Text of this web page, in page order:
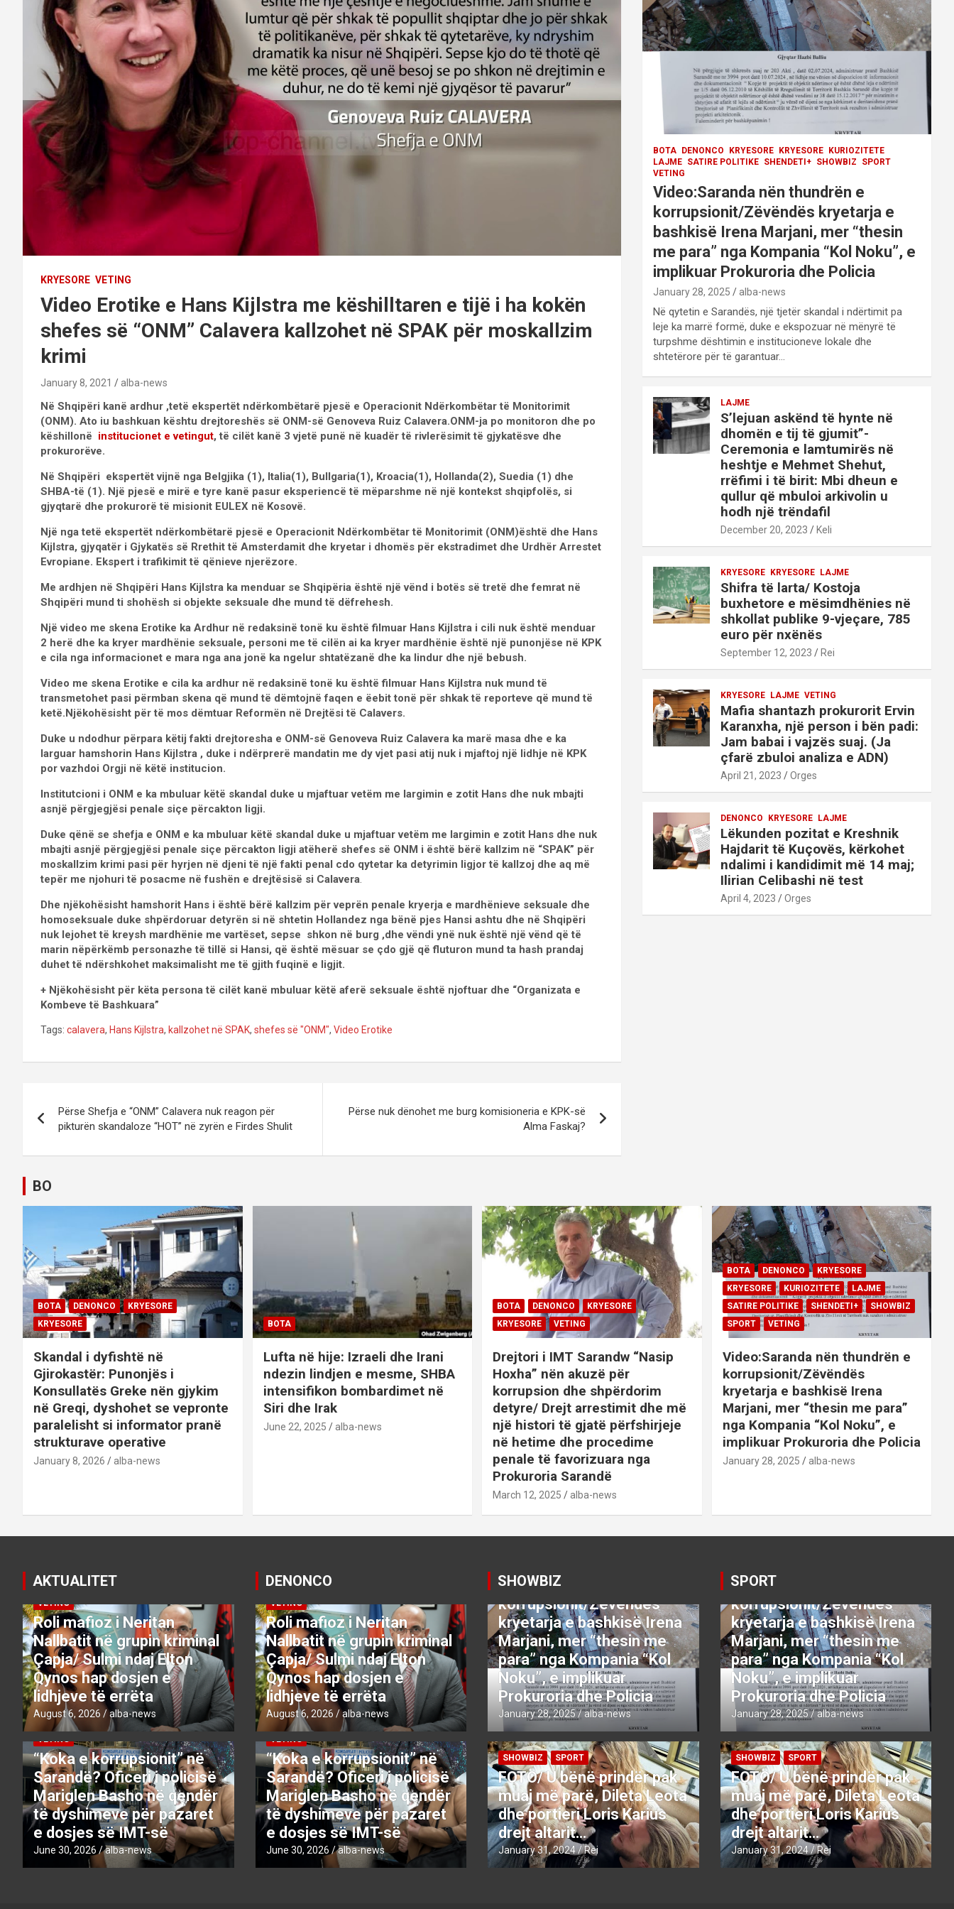
KRYESORE VETING
Video Erotike e Hans Kijlstra me këshilltaren e tijë i ha kokën
shefes së “ONM” Calavera kallzohet në SPAK për moskallzim
krimi
January 8, 2021 alba-news
Në Shqipëri kanë ardhur ,tetë ekspertët ndërkombëtarë pjesë e Operacionit Ndërkombëtar të Monitorimit
(ONM). Ato iu bashkuan kështu drejtoreshës së ONM-së Genoveva Ruiz Calavera.ONM-ja po monitoron dhe po
këshillonë institucionet e vetingut, të cilët kanë 3 vjetë punë në kuadër të rivlerësimit të gjykatësve dhe
prokurorëve.
Në Shqipëri ekspertët vijnë nga Belgjika (1), Italia(1), Bullgaria(1), Kroacia(1), Hollanda(2), Suedia (1) dhe
SHBA-të (1). Një pjesë e mirë e tyre kanë pasur eksperiencë të mëparshme në një kontekst shqipfolës, si
gjyqtarë dhe prokurorë të misionit EULEX në Kosovë.
Një nga tetë ekspertët ndërkombëtarë pjesë e Operacionit Ndërkombëtar të Monitorimit (ONM)është dhe Hans
Kijlstra, gjyqatër i Gjykatës së Rrethit të Amsterdamit dhe kryetar i dhomës për ekstradimet dhe Urdhër Arrestet
Evropiane. Ekspert i trafikimit të qënieve njerëzore.
Me ardhjen në Shqipëri Hans Kijlstra ka menduar se Shqipëria është një vënd i botës së tretë dhe femrat në
Shqipëri mund ti shohësh si objekte seksuale dhe mund të dëfrehesh.
Një video me skena Erotike ka Ardhur në redaksinë tonë ku është filmuar Hans Kijlstra i cili nuk është menduar
2 herë dhe ka kryer mardhënie seksuale, personi me të cilën ai ka kryer mardhënie është një punonjëse në KPK
e cila nga informacionet e mara nga ana jonë ka ngelur shtatëzanë dhe ka lindur dhe një bebush.
Video me skena Erotike e cila ka ardhur në redaksinë tonë ku është filmuar Hans Kijlstra nuk mund të
transmetohet pasi përmban skena që mund të dëmtojnë faqen e ëebit tonë për shkak të reporteve që mund të
ketë.Njëkohësisht për të mos dëmtuar Reformën në Drejtësi të Calavers.
Duke u ndodhur përpara këtij fakti drejtoresha e ONM-së Genoveva Ruiz Calavera ka marë masa dhe e ka
larguar hamshorin Hans Kijlstra , duke i ndërprerë mandatin me dy vjet pasi atij nuk i mjaftoj një lidhje në KPK
por vazhdoi Orgji në këtë institucion.
Institutcioni i ONM e ka mbuluar këtë skandal duke u mjaftuar vetëm me largimin e zotit Hans dhe nuk mbajti
asnjë përgjegjësi penale siçe përcakton ligji.
Duke qënë se shefja e ONM e ka mbuluar këtë skandal duke u mjaftuar vetëm me largimin e zotit Hans dhe nuk
mbajti asnjë përgjegjësi penale siçe përcakton ligji atëherë shefes së ONM i është bërë kallzim në “SPAK” për
moskallzim krimi pasi për hyrjen në djeni të një fakti penal cdo qytetar ka detyrimin ligjor të kallzoj dhe aq më
tepër me njohuri të posacme në fushën e drejtësisë si Calavera.
Dhe njëkohësisht hamshorit Hans i është bërë kallzim për veprën penale kryerja e mardhënieve seksuale dhe
homoseksuale duke shpërdoruar detyrën si në shtetin Hollandez nga bënë pjes Hansi ashtu dhe në Shqipëri
nuk lejohet të kreysh mardhënie me vartëset, sepse shkon në burg ,dhe vëndi ynë nuk është një vënd që të
marin nëpërkëmb personazhe të tillë si Hansi, që është mësuar se çdo gjë që fluturon mund ta hash prandaj
duhet të ndërshkohet maksimalisht me të gjith fuqinë e ligjit.
+ Njëkohësisht për këta persona të cilët kanë mbuluar këtë aferë seksuale është njoftuar dhe “Organizata e
Kombeve të Bashkuara”
Tags: calavera, Hans Kijlstra, kallzohet në SPAK, shefes së "ONM", Video Erotike
s
t
n
a
v
i
g
a
o
Përse Shefja e “ONM” Calavera nuk reagon për
pikturën skandaloze “HOT” në zyrën e Firdes Shulit
Përse nuk dënohet me burg komisioneria e KPK-së
Alma Faskaj?
BOTA DENONCO KRYESORE KRYESORE
KURIOZITETE
LAJME SATIRE POLITIKE SHENDETI+ SHOWBIZ
SPORT
VETING
Video:Saranda nën thundrën e
korrupsionit/Zëvëndës kryetarja e
bashkisë Irena Marjani, mer “thesin
me para” nga Kompania “Kol Noku”, e
implikuar Prokuroria dhe Policia
January 28, 2025 alba-news
Në qytetin e Sarandës, një tjetër skandal i ndërtimit pa
leje ka marrë formë, duke e ekspozuar në mënyrë të
turpshme dështimin e institucioneve lokale dhe
shtetërore për të garantuar…
LAJME
S’lejuan askënd të hynte në
dhomën e tij të gjumit”-
Ceremonia e lamtumirës në
heshtje e Mehmet Shehut,
rrëfimi i të birit: Mbi dheun e
qullur që mbuloi arkivolin u
hodh një trëndafil
December 20, 2023 Keli
KRYESORE KRYESORE LAJME
Shifra të larta/ Kostoja
buxhetore e mësimdhënies në
shkollat publike 9-vjeçare, 785
euro për nxënës
September 12, 2023 Rei
KRYESORE LAJME VETING
Mafia shantazh prokurorit Ervin
Karanxha, një person i bën padi:
Jam babai i vajzës suaj. (Ja
çfarë zbuloi analiza e ADN)
April 21, 2023 Orges
DENONCO KRYESORE LAJME
Lëkunden pozitat e Kreshnik
Hajdarit të Kuçovës, kërkohet
ndalimi i kandidimit më 14 maj;
Ilirian Celibashi në test
April 4, 2023 Orges
BO
BOTA DENONCO
KRYESORE
KRYESORE
Skandal i dyfishtë në
Gjirokastër: Punonjës i
Konsullatës Greke nën gjykim
në Greqi, dyshohet se vepronte
paralelisht si informator pranë
strukturave operative
January 8, 2026 alba-news
BOTA
Lufta në hije: Izraeli dhe Irani
ndezin lindjen e mesme, SHBA
intensifikon bombardimet në
Siri dhe Irak
June 22, 2025 alba-news
BOTA DENONCO
KRYESORE
KRYESORE
VETING
Drejtori i IMT Sarandw “Nasip
Hoxha” nën akuzë për
korrupsion dhe shpërdorim
detyre/ Drejt arrestimit dhe më
një histori të gjatë përfshirjeje
në hetime dhe procedime
penale të favorizuara nga
Prokuroria Sarandë
March 12, 2025 alba-news
BOTA DENONCO
KRYESORE
KRYESORE
KURIOZITETE
LAJME
SATIRE POLITIKE
SHENDETI+
SHOWBIZ
SPORT
VETING
Video:Saranda nën thundrën e
korrupsionit/Zëvëndës
kryetarja e bashkisë Irena
Marjani, mer “thesin me para”
nga Kompania “Kol Noku”, e
implikuar Prokuroria dhe Policia
January 28, 2025 alba-news
AKTUALITET
DENONCO KRYESORE
VETING
Roli mafioz i Neritan
Nallbatit në grupin kriminal
Çapja/ Sulmi ndaj Elton
Qynos hap dosjen e
lidhjeve të errëta
August 6, 2026 alba-news
DENONCO KRYESORE
KRYESORE
VETING
“Koka e korrupsionit” në
Sarandë? Oficeri i policisë
Mariglen Basho në qendër
të dyshimeve për pazaret
e dosjes së IMT-së
June 30, 2026 alba-news
DENONCO
DENONCO KRYESORE
VETING
Roli mafioz i Neritan
Nallbatit në grupin kriminal
Çapja/ Sulmi ndaj Elton
Qynos hap dosjen e
lidhjeve të errëta
August 6, 2026 alba-news
DENONCO KRYESORE
KRYESORE
VETING
“Koka e korrupsionit” në
Sarandë? Oficeri i policisë
Mariglen Basho në qendër
të dyshimeve për pazaret
e dosjes së IMT-së
June 30, 2026 alba-news
SHOWBIZ
BOTA DENONCO
KRYESORE
thundrën e
korrupsionit/Zëvëndës
kryetarja e bashkisë Irena
Marjani, mer “thesin me
para” nga Kompania “Kol
Noku”, e implikuar
Prokuroria dhe Policia
January 28, 2025 alba-news
SHOWBIZ SPORT
FOTO/ U bënë prindër pak
muaj më parë, Dileta Leota
dhe portieri Loris Karius
drejt altarit…
January 31, 2024 Rei
SPORT
thundrën e
korrupsionit/Zëvëndës
kryetarja e bashkisë Irena
Marjani, mer “thesin me
para” nga Kompania “Kol
Noku”, e implikuar
Prokuroria dhe Policia
January 28, 2025 alba-news
SHOWBIZ SPORT
FOTO/ U bënë prindër pak
muaj më parë, Dileta Leota
dhe portieri Loris Karius
drejt altarit…
January 31, 2024 Rei